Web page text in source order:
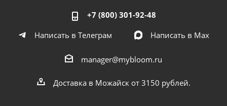
+7 (800) 301-92-48
Написать в Телеграм
Написать в Мах
manager@mybloom.ru
Доставка в Можайск от 3150 рублей.